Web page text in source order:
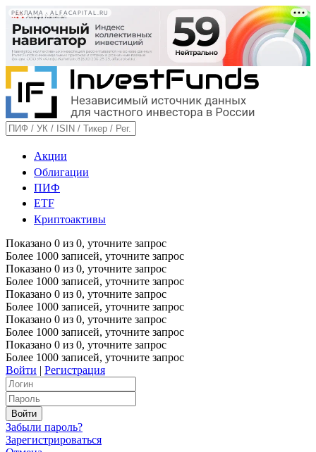
РЕКЛАМА • ALFACAPITAL.RU
Акции
Облигации
ПИФ
ETF
Криптоактивы
Показано 0 из 0, уточните запрос
Более 1000 записей, уточните запрос
Показано 0 из 0, уточните запрос
Более 1000 записей, уточните запрос
Показано 0 из 0, уточните запрос
Более 1000 записей, уточните запрос
Показано 0 из 0, уточните запрос
Более 1000 записей, уточните запрос
Показано 0 из 0, уточните запрос
Более 1000 записей, уточните запрос
Войти | Регистрация
Забыли пароль?
Зарегистрироваться